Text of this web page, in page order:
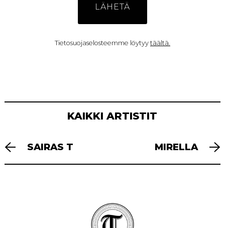
Tietosuojaselosteemme löytyy täältä.
KAIKKI ARTISTIT
ARTIKKELIEN
SELAUS
SAIRAS T MIRELLA